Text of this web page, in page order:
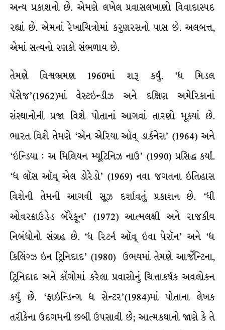
અન્ય પ્રકાશનો છે. એમણે લખેલ પ્રવાસલખાણો વિવાદાસ્પદ
રહ્યાં છે. એમનાં રેખાચિત્રોમાં કરુણરસનો પાસ છે. અલબત્ત,
એમાં સત્યનો રણકો સંભળાય છે.
તેમણે વિશ્વભ્રમણ 1960માં શરૂ કર્યું. ‘ધ મિડલ
પૅસેજ’(1962)માં વેસ્ટઇન્ડીઝ અને દક્ષિણ અમેરિકાનાં
સંસ્થાનોની પ્રજા વિશે પોતાનાં આગવાં તારણો મૂક્યાં છે.
ભારત વિશે તેમણે ‘ઍન એરિયા ઑવ્ ડાર્કનેસ’ (1964) અને
‘ઇન્ડિયા : અ મિલિયન મ્યૂટિનિઝ નાઉ’ (1990) પ્રસિદ્ધ કર્યાં.
‘ધ લૉસ ઑવ્ એલ ડોરેડો’ (1969) નવા જગતના ઇતિહાસ
વિશેની તેમની આગવી સૂઝ દર્શાવતું પ્રકાશન છે. ‘ધી
ઓવરક્રાઉડેડ બૅરેકૂન’ (1972) આત્મલક્ષી અને રાજકીય
નિબંધોનો સંગ્રહ છે. ‘ધ રિટર્ન ઑવ્ ઇવા પેરૉન’ અને ‘ધ
કિલિંગ્ઝ ઇન ટ્રિનિદાદ’ (1980) ઉભયમાં તેમણે આર્જેન્ટિના,
ટ્રિનિદાદ અને કૉંગોમાં કરેલા પ્રવાસોનું ચિત્તાકર્ષક અવલોકન
કર્યું છે. ‘ફાઇન્ડિન્ગ ધ સેન્ટર’(1984)માં પોતાના લેખક
તરીકેના ઉદગમની છબી ઉપસાવી છે; આત્મકથાનો જાણે કે તે